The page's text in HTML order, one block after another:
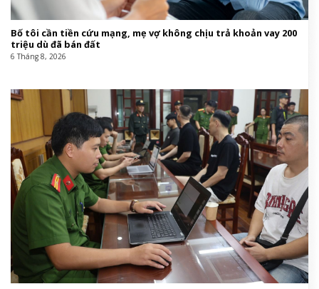
Bố tôi cần tiền cứu mạng, mẹ vợ không chịu trả khoản vay 200
triệu dù đã bán đất
6 Tháng 8, 2026